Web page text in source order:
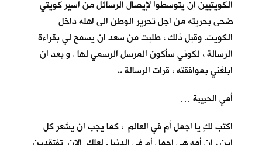
الكويتيين ان يتوسطوا لإيصال الرسائل من اسير كويتي
ضحى بحريته من اجل تحرير الوطن الى اهله داخل
الكويت. وقبل ذلك ، طلبت من سعد ان يسمح لي بقراءة
الرسالة ، لكوني سأكون المرسل الرسمي لها . و بعد ان
ابلغني بموافقته ، قرات الرسالة ..
أمي الحبيبة …
اكتب لكِ يا اجمل أم في العالم ، كما يجب ان يشعر كل